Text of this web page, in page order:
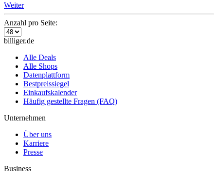
Weiter
Anzahl pro Seite:
billiger.de
Alle Deals
Alle Shops
Datenplattform
Bestpreissiegel
Einkaufskalender
Häufig gestellte Fragen (FAQ)
Unternehmen
Über uns
Karriere
Presse
Business